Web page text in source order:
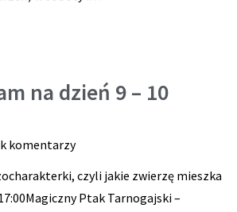
na dzień 9 – 10
komentarzy
czyli jakie zwierzę mieszka
Ptak Tarnogajski –